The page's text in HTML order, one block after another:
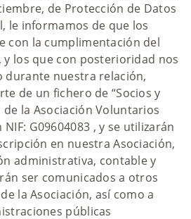
de Protección de Datos
le informamos de que los
con la cumplimentación del
los que con posterioridad nos
nuestra relación,
de un fichero de “Socios y
la Asociación Voluntarios
G09604083 , y se utilizarán
en nuestra Asociación,
administrativa, contable y
ser comunicados a otros
la Asociación, así como a
públicas